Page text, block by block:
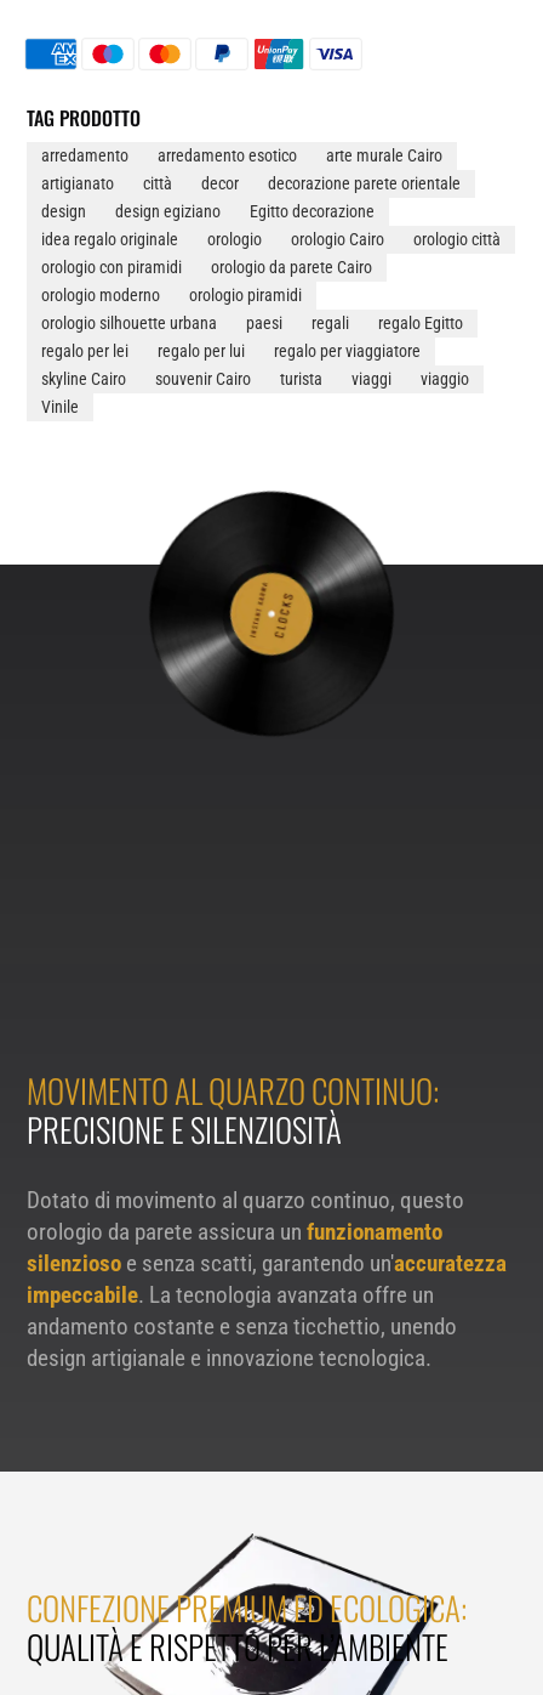
IN
VINILE
TAG PRODOTTO
arredamento arredamento esotico
arte murale Cairo
artigianato
città decor
decorazione parete orientale
design
design egiziano
Egitto decorazione
idea regalo originale
orologio orologio Cairo
orologio città
orologio con piramidi
orologio da parete Cairo
orologio moderno
orologio piramidi
orologio silhouette urbana
paesi regali
regalo Egitto
regalo per lei
regalo per lui
regalo per viaggiatore
skyline Cairo
souvenir Cairo turista viaggi
viaggio
Vinile
MOVIMENTO AL QUARZO CONTINUO:
PRECISIONE E SILENZIOSITÀ
Dotato di movimento al quarzo continuo, questo
orologio da parete assicura unfunzionamento
silenzioso e senza scatti, garantendo un'accuratezza
impeccabile. La tecnologia avanzata offre un
andamento costante e senza ticchettio, unendo
design artigianale e innovazione tecnologica.
CONFEZIONE PREMIUM ED ECOLOGICA:
QUALITÀ E RISPETTO PER L’AMBIENTE